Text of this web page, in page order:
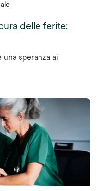
delle ferite:
speranza ai